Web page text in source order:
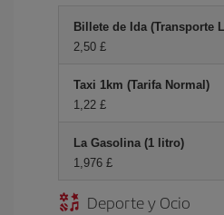
Billete de Ida (Transporte
2,50 £
Taxi 1km (Tarifa Normal)
1,22 £
La Gasolina (1 litro)
1,976 £
Deporte y Ocio